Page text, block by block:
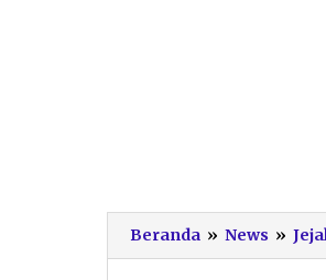
Beranda » News »